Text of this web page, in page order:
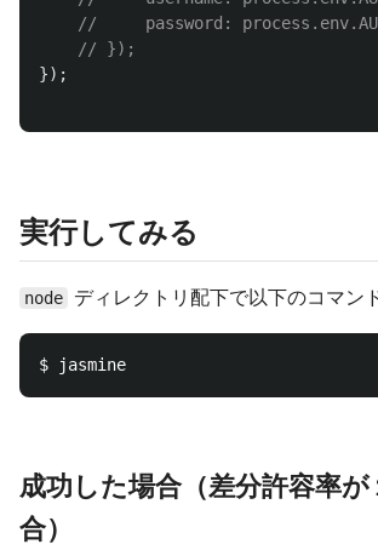
//     password:
// });
});
実行してみる
node ディレクトリ配下で以下のコマン
成功した場合（差分許容率が
合）